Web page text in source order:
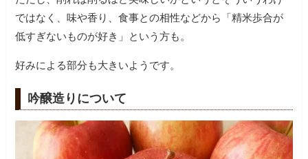
ではなく、味や香り、食事との相性などから「精米歩合が
低すぎないものが好き」という方も。
好みによる部分も大きいようです。
吟醸造りについて